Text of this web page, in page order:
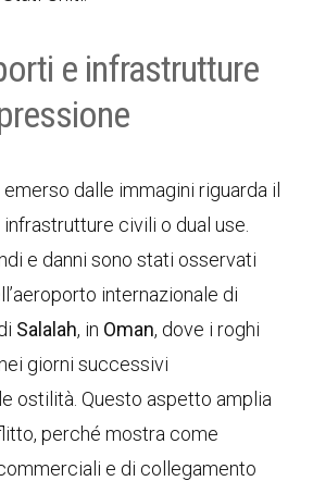
e infrastrutture
dalle immagini riguarda il
civili o dual use.
e danni sono stati osservati
internazionale di
Salalah, in Oman, dove i roghi
giorni successivi
ostilità. Questo aspetto amplia
perché mostra come
e di collegamento